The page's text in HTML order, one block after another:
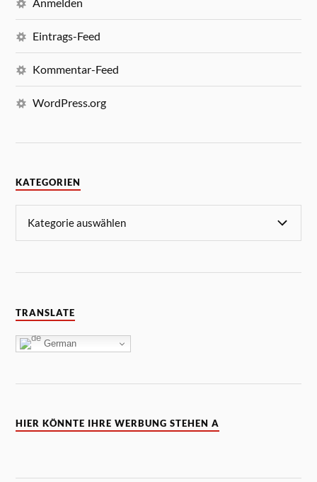
Anmelden
Eintrags-Feed
Kommentar-Feed
WordPress.org
KATEGORIEN
TRANSLATE
German
HIER KÖNNTE IHRE WERBUNG STEHEN A